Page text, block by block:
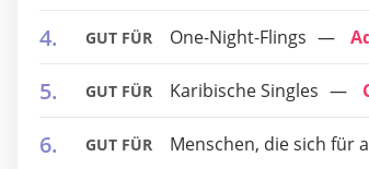
GUT FÜR One-Night-Flings
GUT FÜR Karibische Singles
GUT FÜR Menschen, die sich für